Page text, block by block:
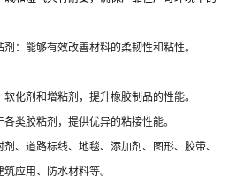
：能够有效改善材料的柔韧性和粘性。
化剂和增粘剂，提升橡胶制品的性能。
类胶粘剂，提供优异的粘接性能。
、道路标线、地毯、添加剂、图形、胶带、
应用、防水材料等。